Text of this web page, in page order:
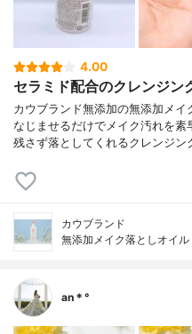
4.00
セラミド配合のクレンジン
カウブランド無添加の無添加メイ
なじませるだけでメイク汚れを
残さず落としてくれるクレンジン
カウブランド
無添加メイク落としオイル
an＊°